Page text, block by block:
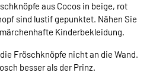
aus Cocos in beige, rot
sind lustif gepunktet. Nähen Sie
Kinderbekleidung.
Fröschknöpfe nicht an die Wand.
besser als der Prinz.